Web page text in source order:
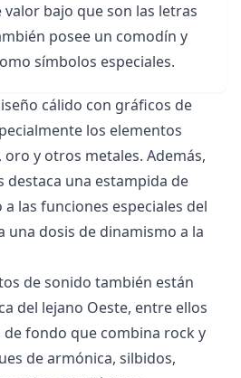
bajo que son las letras
posee un comodín y
símbolos especiales.
cálido con gráficos de
los elementos
y otros metales. Además,
destaca una estampida de
las funciones especiales del
una dosis de dinamismo a la
de sonido también están
del lejano Oeste, entre ellos
fondo que combina rock y
de armónica, silbidos,